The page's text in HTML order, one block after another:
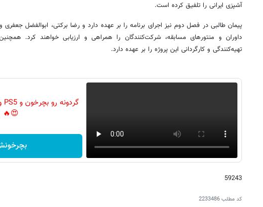
آشپزی ایرانی را تلفیق کرده است.
پیمان طالبی در فصل دوم نیز اجرای برنامه را بر عهده دارد و رضا برکتی، ابوالفضل
داوران و منتورهای مسابقه، شرکت‌کنندگان را همراهی و ارزیابی خواهند کرد.
تهیه‌کنندگی و کارگردانی این پروژه را بر عهده دارد.
😍🔥
59243
کد مطلب2233486